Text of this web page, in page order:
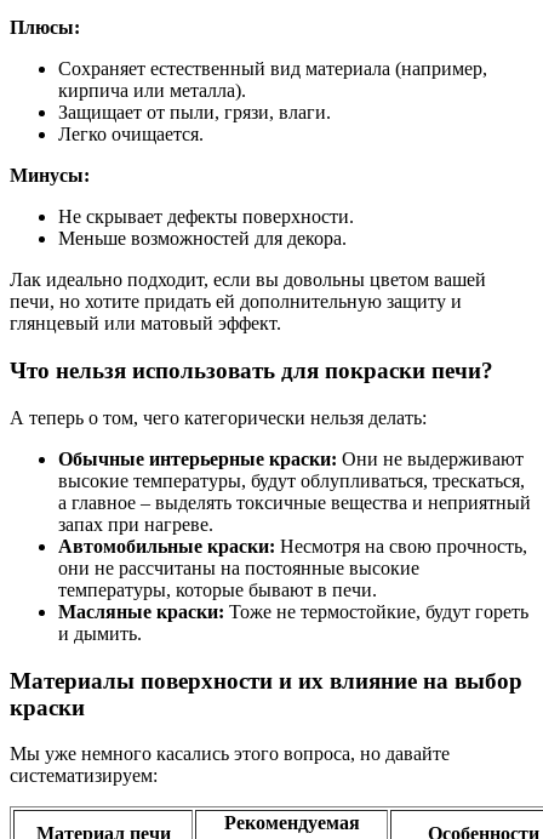
Плюсы:
Сохраняет естественный вид материала (например,
кирпича или металла).
Защищает от пыли, грязи, влаги.
Легко очищается.
Минусы:
Не скрывает дефекты поверхности.
Меньше возможностей для декора.
Лак идеально подходит, если вы довольны цветом вашей
печи, но хотите придать ей дополнительную защиту и
глянцевый или матовый эффект.
Что нельзя использовать для покраски печи?
А теперь о том, чего категорически нельзя делать:
Обычные интерьерные краски: Они не выдерживают
высокие температуры, будут облупливаться, трескаться,
а главное – выделять токсичные вещества и неприятный
запах при нагреве.
Автомобильные краски: Несмотря на свою прочность,
они не рассчитаны на постоянные высокие
температуры, которые бывают в печи.
Масляные краски: Тоже не термостойкие, будут гореть
и дымить.
Материалы поверхности и их влияние на выбор
краски
Мы уже немного касались этого вопроса, но давайте
систематизируем:
Материал печи
Рекомендуемая
Особенности